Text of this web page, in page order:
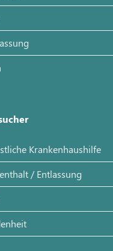
Krankenhaushilfe
/ Entlassung